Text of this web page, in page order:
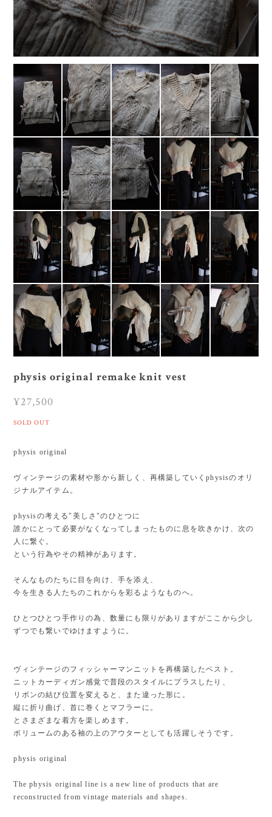
physis original remake knit vest
¥27,500
SOLD OUT
physis original
ヴィンテージの素材や形から新しく、再構築していくphysisのオリ
ジナルアイテム。
physisの考える"美しさ"のひとつに
誰かにとって必要がなくなってしまったものに息を吹きかけ、次の
人に繋ぐ。
という行為やその精神があります。
そんなものたちに目を向け、手を添え、
今を生きる人たちのこれからを彩るようなものへ。
ひとつひとつ手作りの為、数量にも限りがありますがここから少し
ずつでも繋いでゆけますように。
ヴィンテージのフィッシャーマンニットを再構築したベスト。
ニットカーディガン感覚で普段のスタイルにプラスしたり、
リボンの結び位置を変えると、また違った形に。
縦に折り曲げ、首に巻くとマフラーに。
とさまざまな着方を楽しめます。
ボリュームのある袖の上のアウターとしても活躍しそうです。
physis original
The physis original line is a new line of products that are
reconstructed from vintage materials and shapes.